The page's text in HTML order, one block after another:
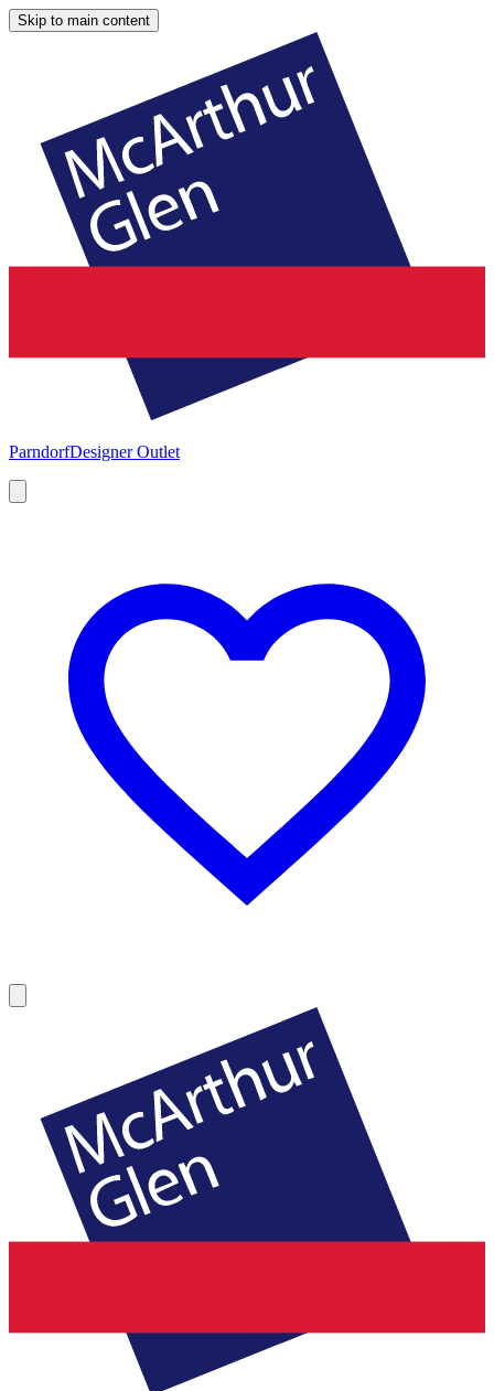
Skip to main content
ParndorfDesigner Outlet